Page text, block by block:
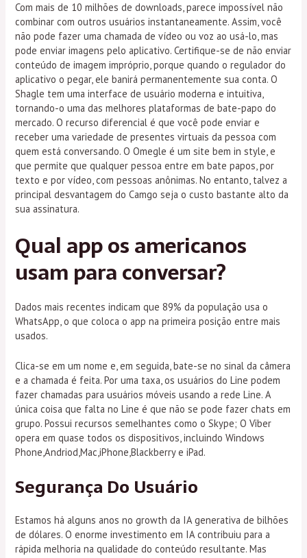
Com mais de 10 milhões de downloads, parece impossível não
combinar com outros usuários instantaneamente. Assim, você
não pode fazer uma chamada de vídeo ou voz ao usá-lo, mas
pode enviar imagens pelo aplicativo. Certifique-se de não enviar
conteúdo de imagem impróprio, porque quando o regulador do
aplicativo o pegar, ele banirá permanentemente sua conta. O
Shagle tem uma interface de usuário moderna e intuitiva,
tornando-o uma das melhores plataformas de bate-papo do
mercado. O recurso diferencial é que você pode enviar e
receber uma variedade de presentes virtuais da pessoa com
quem está conversando. O Omegle é um site bem in style, e
que permite que qualquer pessoa entre em bate papos, por
texto e por vídeo, com pessoas anônimas. No entanto, talvez a
principal desvantagem do Camgo seja o custo bastante alto da
sua assinatura.
Qual app os americanos
usam para conversar?
Dados mais recentes indicam que 89% da população usa o
WhatsApp, o que coloca o app na primeira posição entre mais
usados.
Clica-se em um nome e, em seguida, bate-se no sinal da câmera
e a chamada é feita. Por uma taxa, os usuários do Line podem
fazer chamadas para usuários móveis usando a rede Line. A
única coisa que falta no Line é que não se pode fazer chats em
grupo. Possui recursos semelhantes como o Skype; O Viber
opera em quase todos os dispositivos, incluindo Windows
Phone,Andriod,Mac,iPhone,Blackberry e iPad.
Segurança Do Usuário
Estamos há alguns anos no growth da IA generativa de bilhões
de dólares. O enorme investimento em IA contribuiu para a
rápida melhoria na qualidade do conteúdo resultante. Mas